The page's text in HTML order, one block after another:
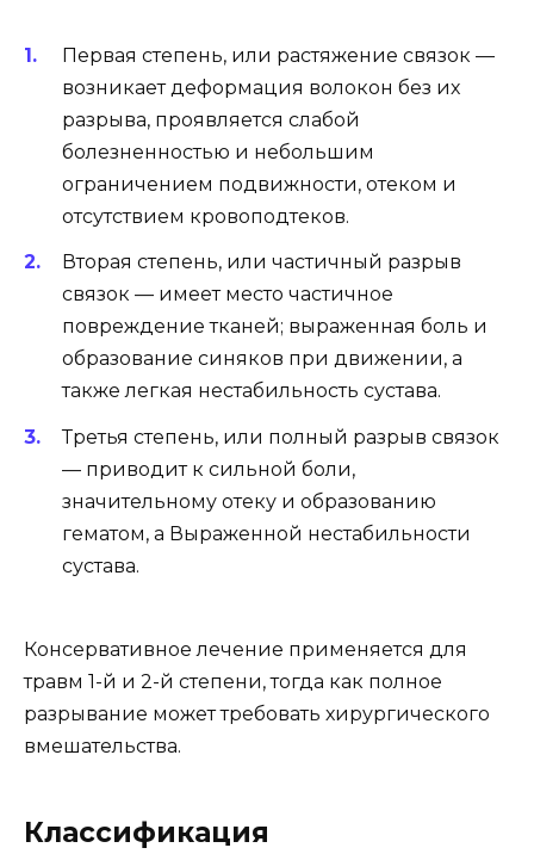
Первая степень, или растяжение связок —
возникает деформация волокон без их
разрыва, проявляется слабой
болезненностью и небольшим
ограничением подвижности, отеком и
отсутствием кровоподтеков.
Вторая степень, или частичный разрыв
связок — имеет место частичное
повреждение тканей; выраженная боль и
образование синяков при движении, а
также легкая нестабильность сустава.
Третья степень, или полный разрыв связок
— приводит к сильной боли,
значительному отеку и образованию
гематом, а Выраженной нестабильности
сустава.
Консервативное лечение применяется для
травм 1-й и 2-й степени, тогда как полное
разрывание может требовать хирургического
вмешательства.
Классификация